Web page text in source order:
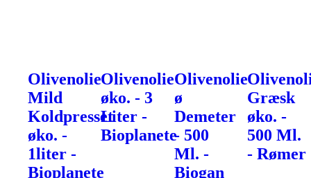
Olivenolie
Mild
Koldpresset
øko. -
1liter -
Bioplanete
Olivenolie
øko. - 3
Liter -
Bioplanete
Olivenolie
ø
Demeter
- 500
Ml. -
Biogan
Græsk
øko. -
500 Ml.
- Rømer